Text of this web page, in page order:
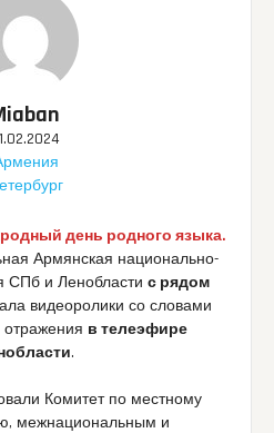
день родного языка.
Армянская национально-
СПб и Ленобласти с рядом
видеоролики со словами
отражения в телеэфире
.
Комитет по местному
межнациональным и